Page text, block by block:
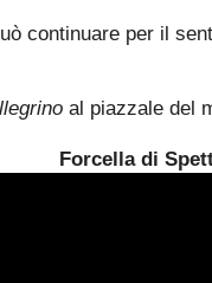
continuare per il
al piazzale del
Forcella di